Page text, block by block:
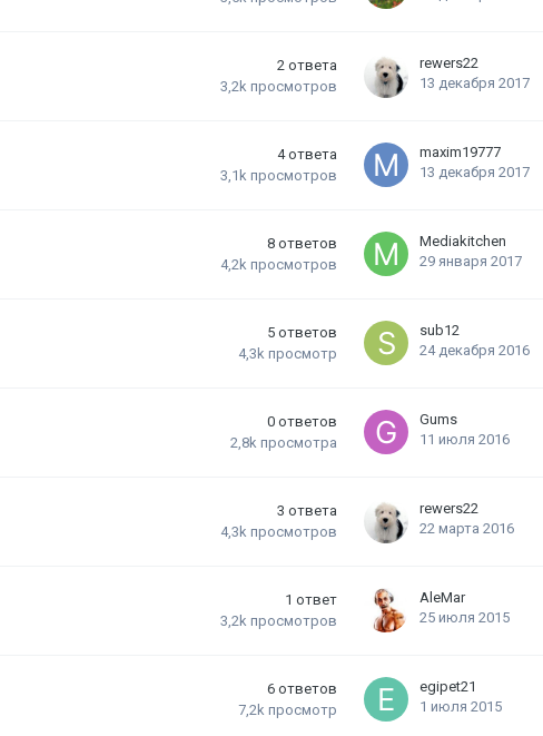
2 ответа
3,2k просмотров
rewers22
13 декабря 2017
4 ответа
3,1k просмотров
maxim19777
13 декабря 2017
8 ответов
4,2k просмотров
Mediakitchen
29 января 2017
5 ответов
4,3k просмотр
sub12
24 декабря 2016
0 ответов
2,8k просмотра
Gums
11 июля 2016
3 ответа
4,3k просмотров
rewers22
22 марта 2016
1 ответ
3,2k просмотров
AleMar
25 июля 2015
6 ответов
7,2k просмотр
egipet21
1 июля 2015